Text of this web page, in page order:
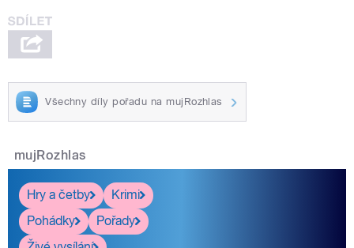
Všechny díly pořadu na mujRozhlas
mujRozhlas
Hry a četby
Krimi
Pohádky
Pořady